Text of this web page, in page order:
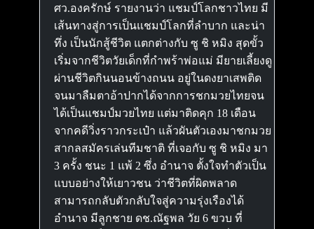
ศว.องครักษ์ รายงานว่า แชมป์โลกชาวไทย มี
เส้นทางสู่การเป็นแชมป์โลกที่ลำบาก และน่า
ทึ่ง เป็นนักสู้ชีวิต แตกต่างกับ ซู ชิ หมิง สุดขั้ว
เริ่มจากชีวิตวัยเด็กที่กำพร้าพ่อแม่ มียายเลี้ยงดู
ผ่านชีวิตกินนอนข้างถนน อยู่ในดงยาเสพติด
จนมาลืมตาอ้าปากได้จากการชกมวยไทยจน
ได้เป็นแชมป์มวยไทย แต่มาติดคุก 18 เดือน
จากคดีวิ่งราวกระเป๋า แล้วผันตัวเองมาชกมวย
สากลสมัครเล่นทีมชาติ ที่เจอกับ ซู ชิ หมิง มา
3 ครั้ง ชนะ 1 แพ้ 2 ซึ่ง อำนาจ ตั้งใจทำตัวเป็น
แบบอย่างให้เยาวชน ว่าชีวิตที่ผิดพลาด
สามารถกลับตัวกลับใจสู่ความรุ่งเรืองได้
อำนาจ มีลูกชาย ดช.ณัฐพล วัย 6 ขวบ ที่